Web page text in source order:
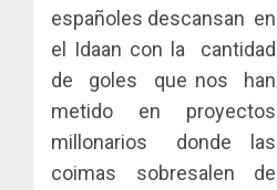
españoles descansan en
el Idaan con la cantidad
de goles que nos han
metido en proyectos
millonarios donde las
coimas sobresalen de